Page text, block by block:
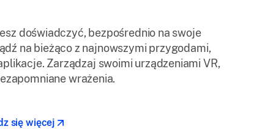
doświadczyć, bezpośrednio na swoje
na bieżąco z najnowszymi przygodami,
Zarządzaj swoimi urządzeniami VR,
wrażenia.
się więcej